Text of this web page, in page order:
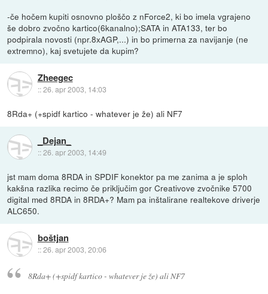
-če hočem kupiti osnovno ploščo z nForce2, ki bo imela vgrajeno
še dobro zvočno kartico(6kanalno);SATA in ATA133, ter bo
podpirala novosti (npr.8xAGP,...) in bo primerna za navijanje (ne
extremno), kaj svetujete da kupim?
Zheegec
::26. apr 2003, 14:03
8Rda+ (+spidf kartico - whatever je že) ali NF7
_Dejan_
::26. apr 2003, 14:49
jst mam doma 8RDA in SPDIF konektor pa me zanima a je sploh
kakšna razlika recimo če priključim gor Creativove zvočnike 5700
digital med 8RDA in 8RDA+? Mam pa inštalirane realtekove driverje
ALC650.
boštjan
::26. apr 2003, 20:06
8Rda+ (+spidf kartico - whatever je že) ali NF7